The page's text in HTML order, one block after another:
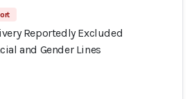
Reportedly Excluded
and Gender Lines